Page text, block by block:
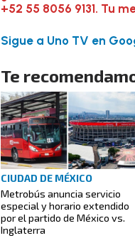
+52 55 8056 9131. Tu
Sigue a Uno TV en
Te
CIUDAD DE MÉXICO
Metrobús anuncia servicio
especial y horario extendido
por el partido de México vs.
Inglaterra